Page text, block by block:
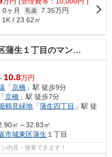
0ヶ月 礼金 7.35万円
1K / 23.62㎡
生１丁目のマンション
10.8万円
「京橋 」駅 徒歩9分
「京橋 」駅 徒歩7分
鶴見緑地 「蒲生四丁目 」駅 徒
㎡～32.83㎡
市城東区蒲生 １丁目
内見・接客できます！